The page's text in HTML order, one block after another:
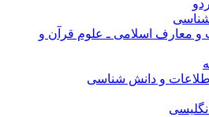
و معارف اسلامی ـ علوم قرآن و
و دانش شناسی